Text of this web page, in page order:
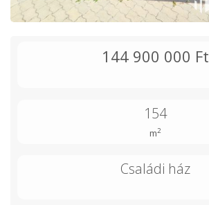
144 900 000 Ft
154
m2
Családi ház